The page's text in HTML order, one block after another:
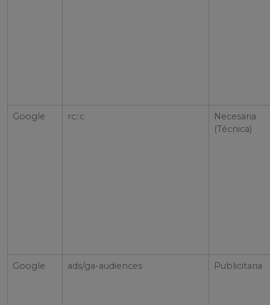
Google rc::c
Necesaria
(Técnica)
Google ads/ga-audiences Publicitaria